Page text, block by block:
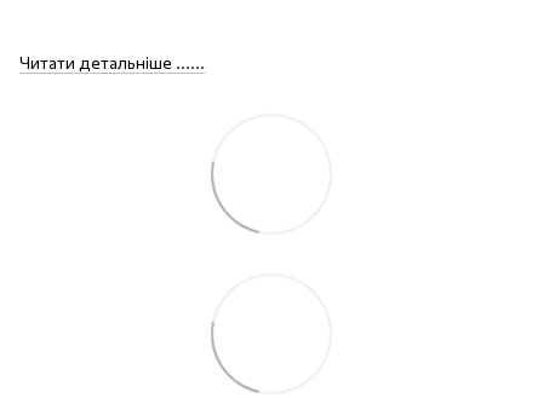
Читати детальніше ......